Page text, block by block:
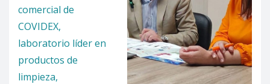
comercial de
COVIDEX,
laboratorio líder en
productos de
limpieza,